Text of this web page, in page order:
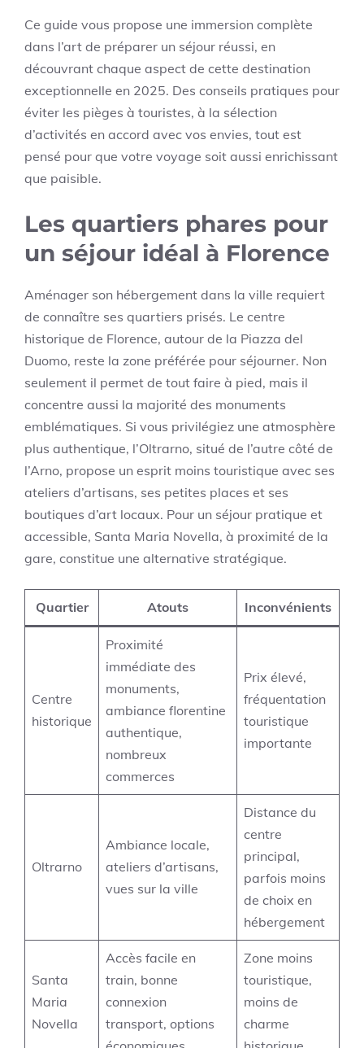
Ce guide vous propose une immersion complète
dans l’art de préparer un séjour réussi, en
découvrant chaque aspect de cette destination
exceptionnelle en 2025. Des conseils pratiques pour
éviter les pièges à touristes, à la sélection
d’activités en accord avec vos envies, tout est
pensé pour que votre voyage soit aussi enrichissant
que paisible.
Les quartiers phares pour
un séjour idéal à Florence
Aménager son hébergement dans la ville requiert
de connaître ses quartiers prisés. Le centre
historique de Florence, autour de la Piazza del
Duomo, reste la zone préférée pour séjourner. Non
seulement il permet de tout faire à pied, mais il
concentre aussi la majorité des monuments
emblématiques. Si vous privilégiez une atmosphère
plus authentique, l’Oltrarno, situé de l’autre côté de
l’Arno, propose un esprit moins touristique avec ses
ateliers d’artisans, ses petites places et ses
boutiques d’art locaux. Pour un séjour pratique et
accessible, Santa Maria Novella, à proximité de la
gare, constitue une alternative stratégique.
Quartier Atouts Inconvénients
Centre
historique
Proximité
immédiate des
monuments,
ambiance florentine
authentique,
nombreux
commerces
Prix élevé,
fréquentation
touristique
importante
Oltrarno
Ambiance locale,
ateliers d’artisans,
vues sur la ville
Distance du
centre
principal,
parfois moins
de choix en
hébergement
Santa
Maria
Novella
Accès facile en
train, bonne
connexion
transport, options
Zone moins
touristique,
moins de
charme